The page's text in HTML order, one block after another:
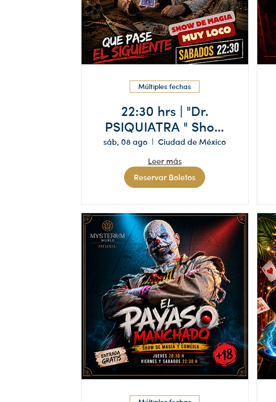
Múltiples fechas
22:30 hrs | "Dr.
PSIQUIATRA " Show
de MAGIA | Magia y
Humor
sáb, 08 ago
Ciudad de México
Leer más
Reservar Boletos